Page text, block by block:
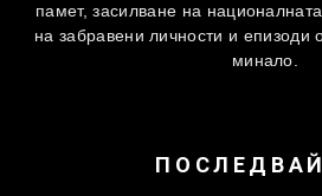
памет, засилване на
на забравени личности и епизоди
минало.